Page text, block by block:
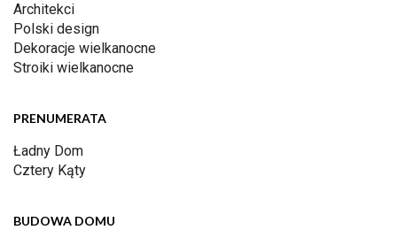
Architekci
Polski design
Dekoracje wielkanocne
Stroiki wielkanocne
PRENUMERATA
Ładny Dom
Cztery Kąty
BUDOWA DOMU